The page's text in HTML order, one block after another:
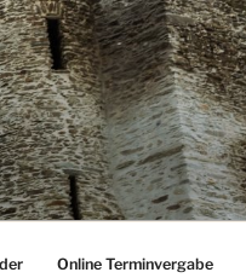
Online Terminvergabe